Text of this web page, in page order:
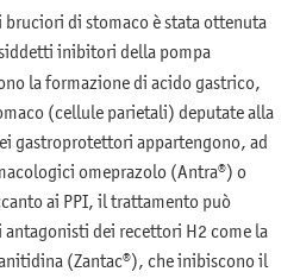
bruciori di stomaco è stata ottenuta
inibitori della pompa
la formazione di acido gastrico,
(cellule parietali) deputate alla
gastroprotettori appartengono, ad
omeprazolo (Antra®) o
ai PPI, il trattamento può
antagonisti dei recettori H2 come la
(Zantac®), che inibiscono il